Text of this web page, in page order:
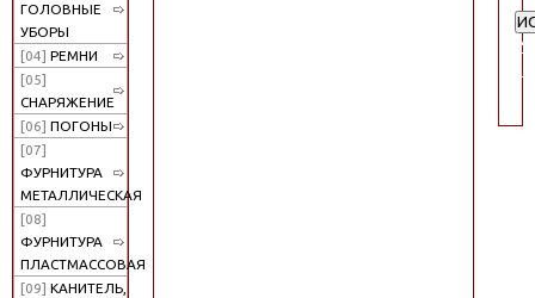
ГОЛОВНЫЕ
УБОРЫ
[04] РЕМНИ
[05]
СНАРЯЖЕНИЕ
[06] ПОГОНЫ
[07]
ФУРНИТУРА
МЕТАЛЛИЧЕСКАЯ
[08]
ФУРНИТУРА
ПЛАСТМАССОВАЯ
[09] КАНИТЕЛЬ,